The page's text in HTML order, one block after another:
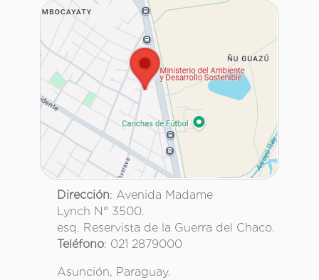
Dirección: Avenida Madame
Lynch N° 3500.
esq. Reservista de la Guerra del Chaco.
Teléfono: 021 2879000
Asunción, Paraguay.